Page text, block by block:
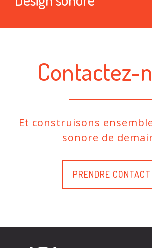
Contactez-
Et construisons
sonore de
PRENDRE CONTACT